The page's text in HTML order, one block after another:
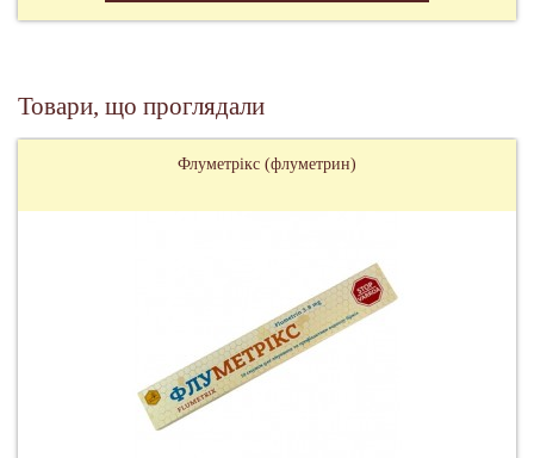
Товари, що проглядали
Флуметрікс (флуметрин)